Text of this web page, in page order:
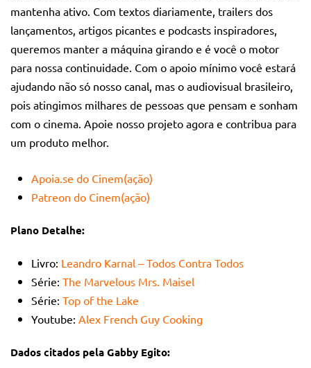
mantenha ativo. Com textos diariamente, trailers dos
lançamentos, artigos picantes e podcasts inspiradores,
queremos manter a máquina girando e é você o motor
para nossa continuidade. Com o apoio mínimo você estará
ajudando não só nosso canal, mas o audiovisual brasileiro,
pois atingimos milhares de pessoas que pensam e sonham
com o cinema. Apoie nosso projeto agora e contribua para
um produto melhor.
Apoia.se do Cinem(ação)
Patreon do Cinem(ação)
Plano Detalhe:
Livro: Leandro Karnal – Todos Contra Todos
Série: The Marvelous Mrs. Maisel
Série: Top of the Lake
Youtube: Alex French Guy Cooking
Dados citados pela Gabby Egito: